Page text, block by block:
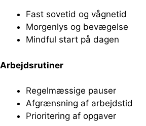
Fast sovetid og vågnetid
Morgenlys og bevægelse
Mindful start på dagen
Arbejdsrutiner
Regelmæssige pauser
Afgrænsning af arbejdstid
Prioritering af opgaver